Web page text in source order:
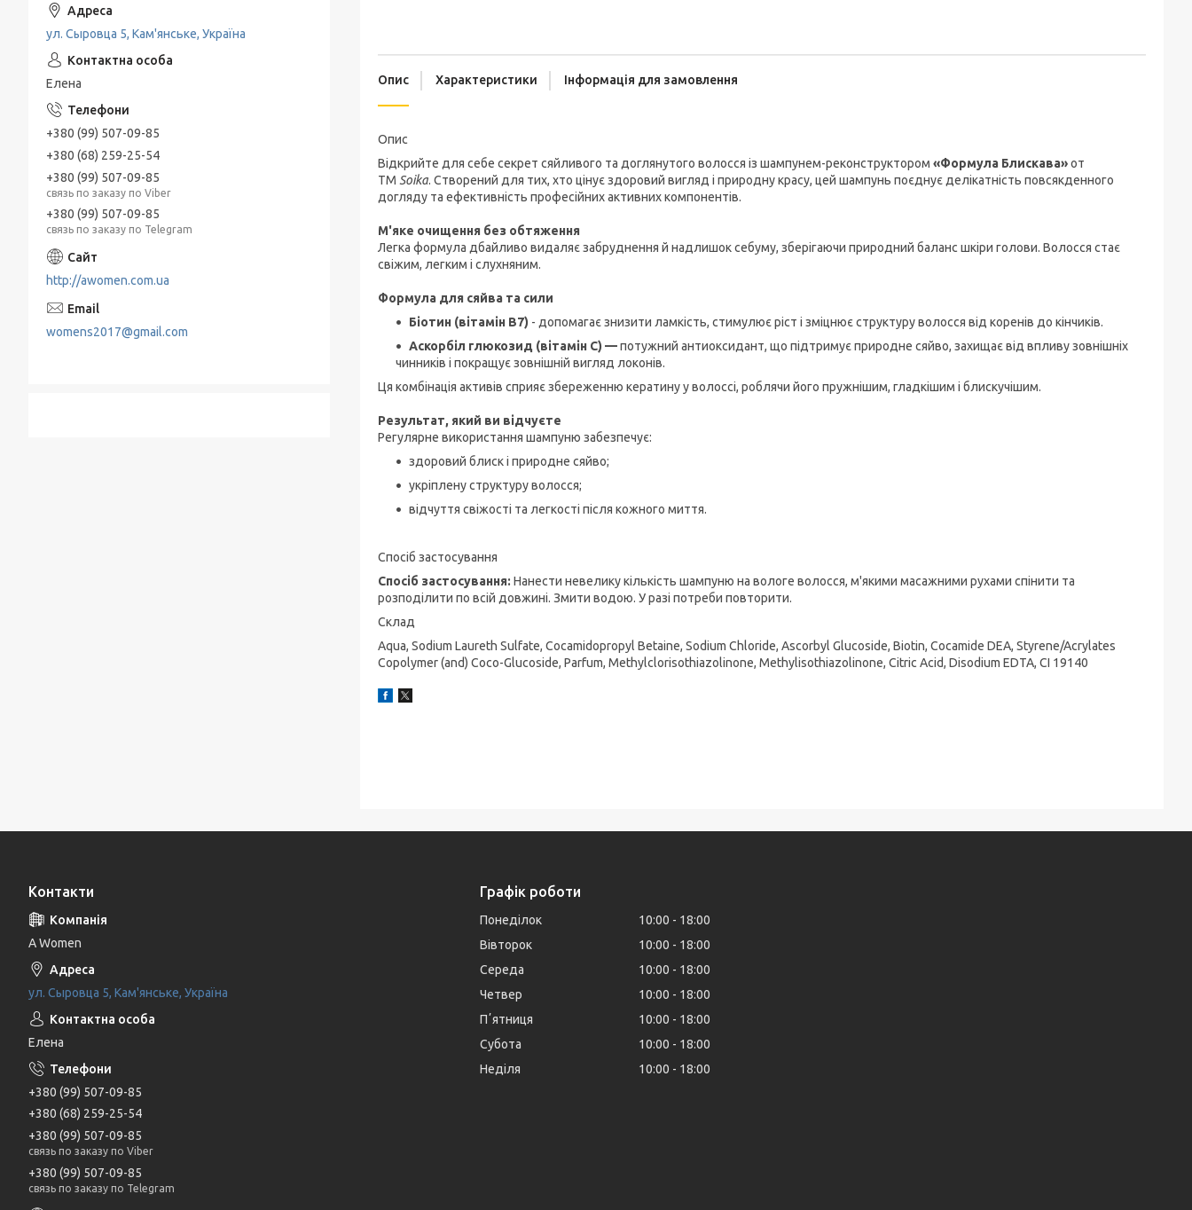
Опис Характеристики Інформація для замовлення
Опис
Відкрийте для себе секрет сяйливого та доглянутого волосся із шампунем-реконструктором «Формула Блискава»от
ТМ Soika. Створений для тих, хто цінує здоровий вигляд і природну красу, цей шампунь поєднує делікатність повсякденного
догляду та ефективність професійних активних компонентів.
М'яке очищення без обтяження
Легка формула дбайливо видаляє забруднення й надлишок себуму, зберігаючи природний баланс шкіри голови. Волосся стає
свіжим, легким і слухняним.
Формула для сяйва та сили
Біотин (вітамін B7) - допомагає знизити ламкість, стимулює ріст і зміцнює структуру волосся від коренів до кінчиків.
Аскорбіл глюкозид (вітамін C) —потужний антиоксидант, що підтримує природне сяйво, захищає від впливу зовнішніх
чинників і покращує зовнішній вигляд локонів.
Ця комбінація активів сприяє збереженню кератину у волоссі, роблячи його пружнішим, гладкішим і блискучішим.
Результат, який ви відчуєте
Регулярне використання шампуню забезпечує:
здоровий блиск і природне сяйво;
укріплену структуру волосся;
відчуття свіжості та легкості після кожного миття.
Спосіб застосування
Спосіб застосування: Нанести невелику кількість шампуню на вологе волосся, м'якими масажними рухами спінити та
розподілити по всій довжині. Змити водою. У разі потреби повторити.
Склад
Aqua, Sodium Laureth Sulfate, Cocamidopropyl Betaine, Sodium Chloride, Ascorbyl Glucoside, Biotin, Cocamide DEA, Styrene/Acrylates
Copolymer (and) Coco-Glucoside, Parfum, Methylclorisothiazolinone, Methylisothiazolinone, Citric Acid, Disodium EDTA, CI 19140
ул. Сыровца 5, Кам'янське, Україна
Елена
+380 (99) 507-09-85
+380 (68) 259-25-54
+380 (99) 507-09-85
связь по заказу по Viber
+380 (99) 507-09-85
связь по заказу по Telegram
http://awomen.com.ua
womens2017@gmail.com
Контакти
A Women
ул. Сыровца 5, Кам'янське, Україна
Елена
+380 (99) 507-09-85
+380 (68) 259-25-54
+380 (99) 507-09-85
связь по заказу по Viber
+380 (99) 507-09-85
связь по заказу по Telegram
Графік роботи
Понеділок 10:00
18:00
Вівторок
10:00
18:00
Середа
10:00
18:00
Четвер
10:00
18:00
Пʼятниця
10:00
18:00
Субота
10:00
18:00
Неділя
10:00 18:00